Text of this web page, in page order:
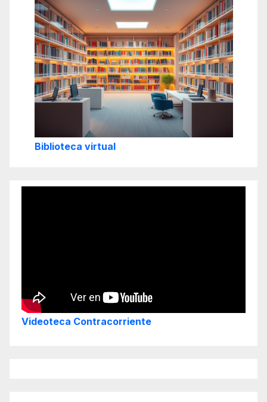
Biblioteca virtual
Videoteca Contracorriente